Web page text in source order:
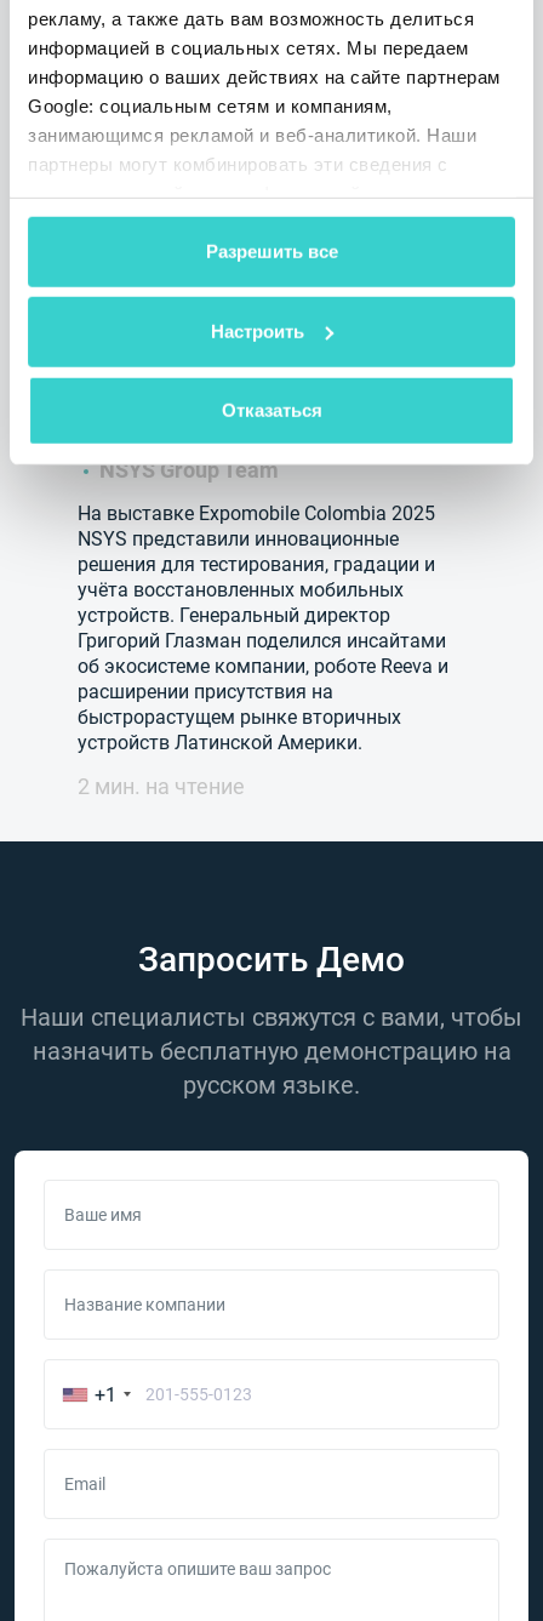
рекламу, а также дать вам возможность делиться
информацией в социальных сетях. Мы передаем
информацию о ваших действиях на сайте партнерам
Google: социальным сетям и компаниям,
занимающимся рекламой и веб-аналитикой. Наши
партнеры могут комбинировать эти сведения с
данными, которые они получили при использовании
Разрешить все
Настроить
Отказаться
1 мин. на чтение
Инсайты от CEO NSYS
Григория Глазмана: инновации
и рост в Латинской Америке
вторник 30 сентября 2025
NSYS Group Team
На выставке Expomobile Colombia 2025
NSYS представили инновационные
решения для тестирования, градации и
учёта восстановленных мобильных
устройств. Генеральный директор
Григорий Глазман поделился инсайтами
об экосистеме компании, роботе Reeva и
расширении присутствия на
быстрорастущем рынке вторичных
устройств Латинской Америки.
2 мин. на чтение
Запросить Демо
Наши специалисты свяжутся с вами, чтобы
назначить бесплатную демонстрацию на
русском языке.
Ваше имя
Название компании
+1
Email
Пожалуйста опишите ваш запрос